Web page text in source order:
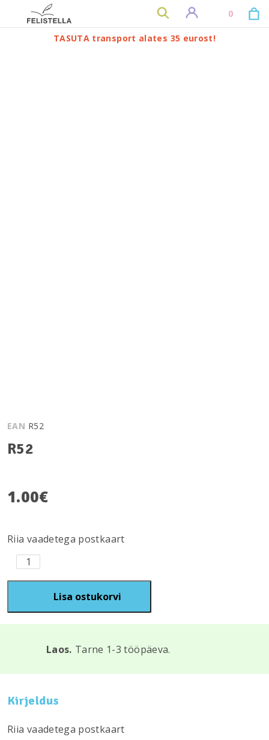
0
TASUTA transport alates 35 eurost!
EAN R52
R52
1.00€
Riia vaadetega postkaart
R52
kogus
Lisa ostukorvi
Laos. Tarne 1-3 tööpäeva.
Kirjeldus
Riia vaadetega postkaart